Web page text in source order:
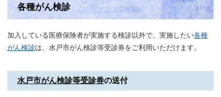
各種がん検診
加入している医療保険者が実施する検診以外で、実施したい各種
がん検診は、水戸市がん検診等受診券をご利用いただけます。
水戸市がん検診等受診券の送付